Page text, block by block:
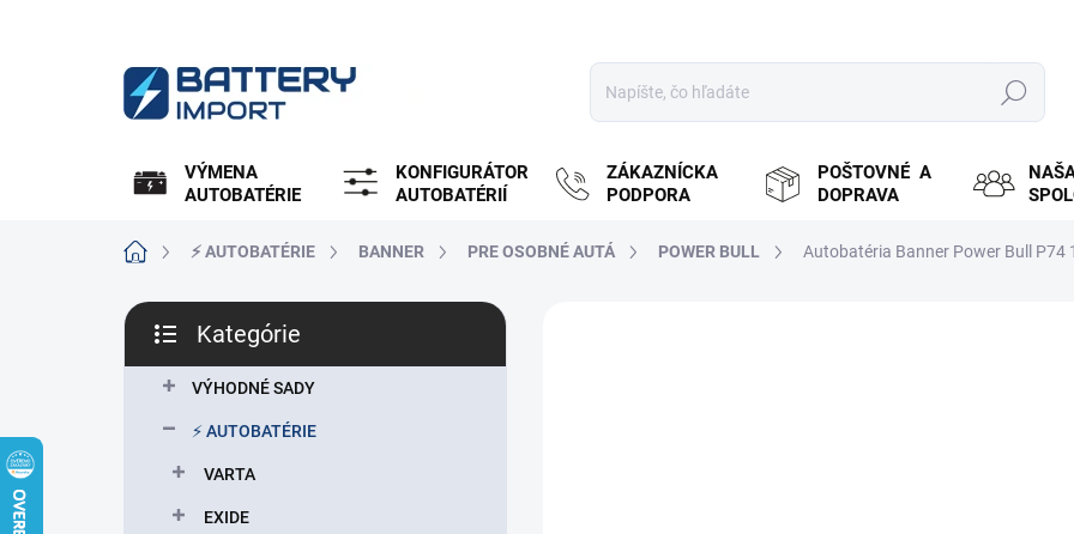
Hľadať
VÝMENA
AUTOBATÉRIE
KONFIGURÁTOR
AUTOBATÉRIÍ
ZÁKAZNÍCKA
PODPORA
POŠTOVNÉ A
DOPRAVA
Domov⚡ AUTOBATÉRIE BANNER PRE OSOBNÉ AUTÁ POWER BULL Autobatéria Banner Power Bull P74
B
č
kategórie
Kategórie
VÝHODNÉ SADY
⚡ AUTOBATÉRIE
VARTA
EXIDE